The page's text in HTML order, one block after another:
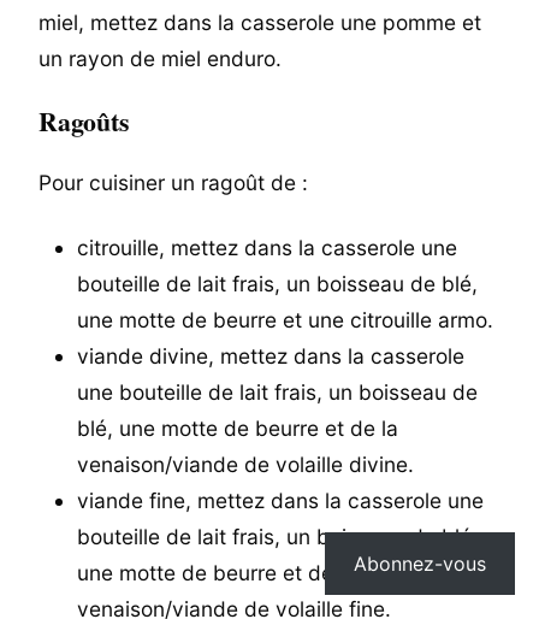
miel, mettez dans la casserole une pomme et
un rayon de miel enduro.
Ragoûts
Pour cuisiner un ragoût de :
citrouille, mettez dans la casserole une
bouteille de lait frais, un boisseau de blé,
une motte de beurre et une citrouille armo.
viande divine, mettez dans la casserole
une bouteille de lait frais, un boisseau de
blé, une motte de beurre et de la
venaison/viande de volaille divine.
viande fine, mettez dans la casserole une
bouteille de lait frais, un boisseau de blé,
une motte de beurre et de la
venaison/viande de volaille fine.
Abonnez-vous